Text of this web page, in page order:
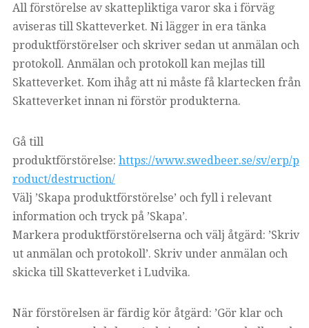
All förstörelse av skattepliktiga varor ska i förväg
aviseras till Skatteverket. Ni lägger in era tänka
produktförstörelser och skriver sedan ut anmälan och
protokoll. Anmälan och protokoll kan mejlas till
Skatteverket. Kom ihåg att ni måste få klartecken från
Skatteverket innan ni förstör produkterna.
Gå till
produktförstörelse: https://www.swedbeer.se/sv/erp/p
roduct/destruction/
Välj ’Skapa produktförstörelse’ och fyll i relevant
information och tryck på ’Skapa’.
Markera produktförstörelserna och välj åtgärd: ’Skriv
ut anmälan och protokoll’. Skriv under anmälan och
skicka till Skatteverket i Ludvika.
När förstörelsen är färdig kör åtgärd: ’Gör klar och